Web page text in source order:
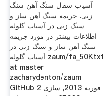
آسیاب سفال سنگ آهن سنگ
زنی. جریمه سنگ آهن ساز و
سنگ زنی در آسیاب گلوله
اطلاعات بیشتر در مورد جریمه
سنگ آهن ساز و سنگ زنی در
آسیاب گلوله zaum/fa_50Ktxt
at master
zacharydenton/zaum
GitHub 2 فوریه 2013, سازی